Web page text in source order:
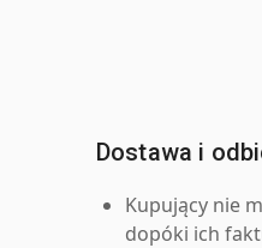
Dostawa i
Kupujący nie
dopóki ich